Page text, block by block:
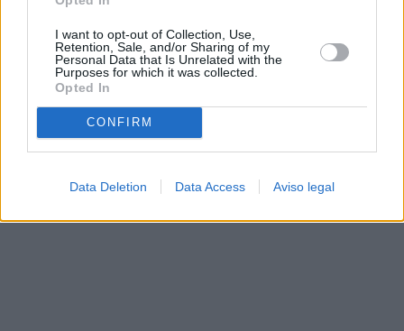
I want to opt-out of Collection, Use,
Retention, Sale, and/or Sharing of my
Personal Data that Is Unrelated with the
Purposes for which it was collected.
Opted In
CONFIRM
Data Deletion Data Access Aviso legal